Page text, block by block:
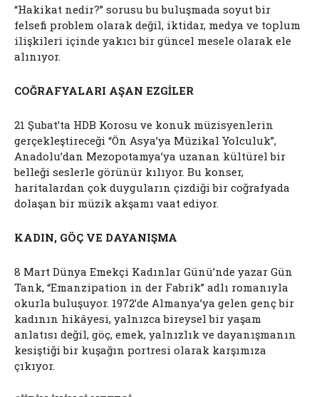
“Hakikat nedir?” sorusu bu buluşmada soyut bir
felsefi problem olarak değil, iktidar, medya ve toplum
ilişkileri içinde yakıcı bir güncel mesele olarak ele
alınıyor.
COĞRAFYALARI AŞAN EZGİLER
21 Şubat’ta HDB Korosu ve konuk müzisyenlerin
gerçekleştireceği “Ön Asya’ya Müzikal Yolculuk”,
Anadolu’dan Mezopotamya’ya uzanan kültürel bir
belleği seslerle görünür kılıyor. Bu konser,
haritalardan çok duyguların çizdiği bir coğrafyada
dolaşan bir müzik akşamı vaat ediyor.
KADIN, GÖÇ VE DAYANIŞMA
8 Mart Dünya Emekçi Kadınlar Günü’nde yazar Gün
Tank, “Emanzipation in der Fabrik” adlı romanıyla
okurla buluşuyor. 1972’de Almanya’ya gelen genç bir
kadının hikâyesi, yalnızca bireysel bir yaşam
anlatısı değil, göç, emek, yalnızlık ve dayanışmanın
kesiştiği bir kuşağın portresi olarak karşımıza
çıkıyor.